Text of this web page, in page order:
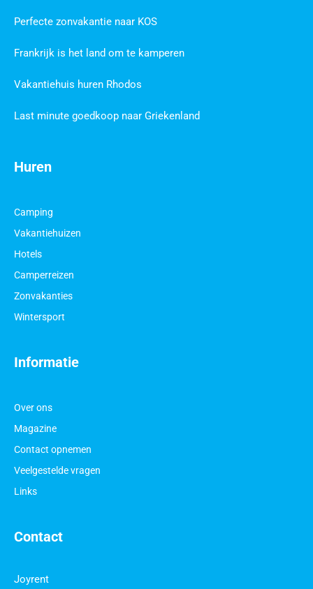
Contact
Joyrent
Informatie
Over ons
Magazine
Contact opnemen
Veelgestelde vragen
Links
Huren
Camping
Vakantiehuizen
Hotels
Camperreizen
Zonvakanties
Wintersport
Perfecte zonvakantie naar KOS
Frankrijk is het land om te kamperen
Vakantiehuis huren Rhodos
Last minute goedkoop naar Griekenland